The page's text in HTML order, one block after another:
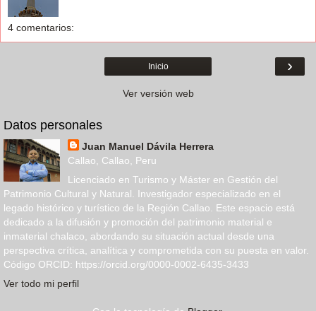
4 comentarios:
›
Inicio
Ver versión web
Datos personales
Juan Manuel Dávila Herrera
Callao, Callao, Peru
Licenciado en Turismo y Máster en Gestión del
Patrimonio Cultural y Natural. Investigador especializado en el
legado histórico y turístico de la Región Callao. Este espacio está
dedicado a la difusión y promoción del patrimonio material e
inmaterial chalaco, abordando su situación actual desde una
perspectiva crítica, analítica y comprometida con su puesta en valor.
Código ORCID: https://orcid.org/0000-0002-6435-3433
Ver todo mi perfil